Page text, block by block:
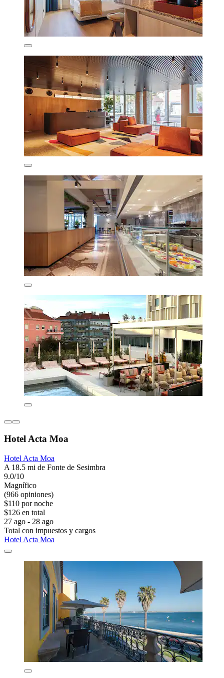
Hotel Acta Moa
Hotel Acta Moa
A 18.5 mi de Fonte de Sesimbra
9.0/10
Magnífico
(966 opiniones)
$110 por noche
$126 en total
27 ago - 28 ago
Total con impuestos y cargos
Hotel Acta Moa